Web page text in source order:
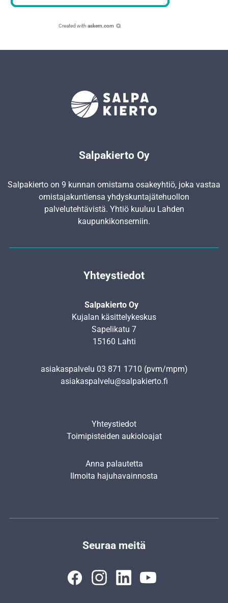
Created with askem.com
Salpakierto Oy
Salpakierto on 9 kunnan omistama osakeyhtiö, joka vastaa
omistajakuntiensa yhdyskunta­jätehuollon
palvelutehtävistä. Yhtiö kuuluu Lahden
kaupunkikonserniin.
Yhteystiedot
Salpakierto Oy
Kujalan käsittelykeskus
Sapelikatu 7
15160 Lahti
asiakaspalvelu 03 871 1710 (pvm/mpm)
asiakaspalvelu@salpakierto.fi
Yhteystiedot
Toimipisteiden aukioloajat
Anna palautetta
Ilmoita hajuhavainnosta
Seuraa meitä